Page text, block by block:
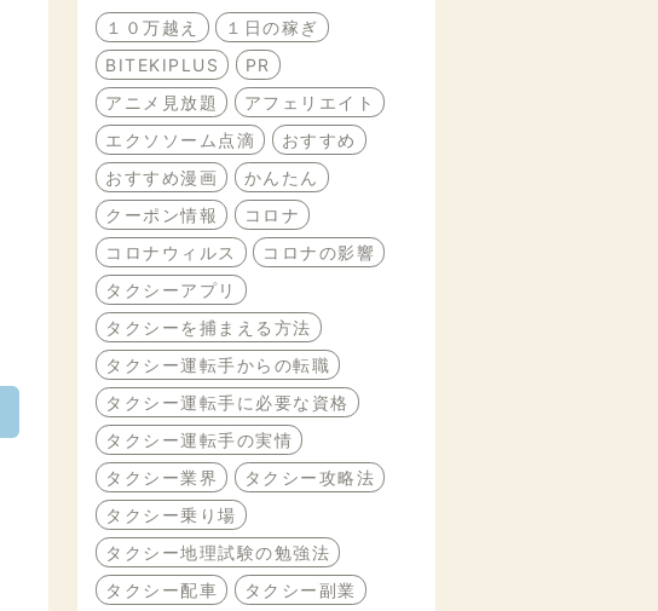
１０万越え
１日の稼ぎ
BITEKIPLUS
PR
アニメ見放題
アフェリエイト
エクソソーム点滴
おすすめ
おすすめ漫画
かんたん
クーポン情報
コロナ
コロナウィルス
コロナの影響
タクシーアプリ
タクシーを捕まえる方法
タクシー運転手からの転職
タクシー運転手に必要な資格
タクシー運転手の実情
タクシー業界
タクシー攻略法
タクシー乗り場
タクシー地理試験の勉強法
タクシー配車
タクシー副業